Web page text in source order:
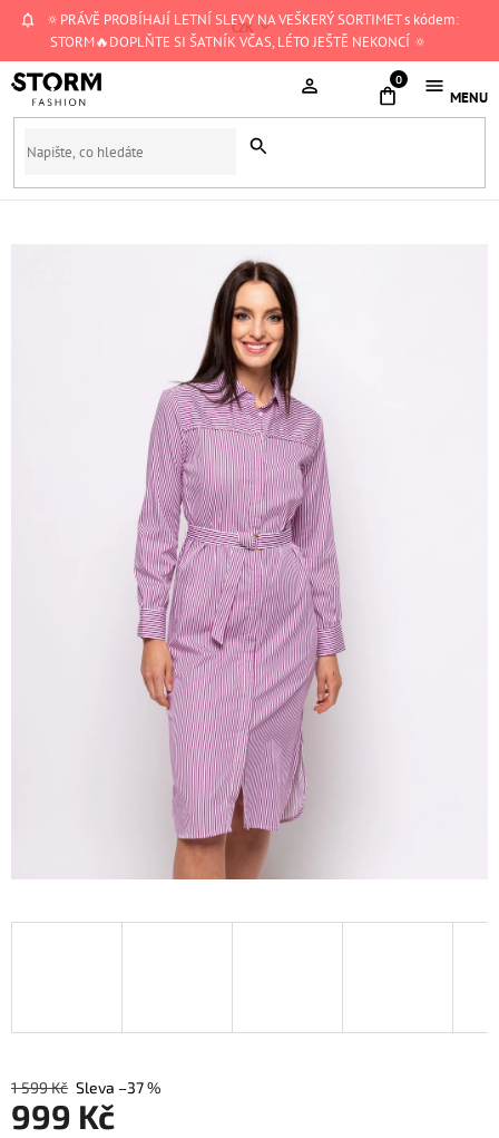
Přejít
🔅PRÁVĚ PROBÍHAJÍ LETNÍ SLEVY NA VEŠKERÝ SORTIMET s kódem:
STORM🔥DOPLŇTE SI ŠATNÍK VČAS, LÉTO JEŠTĚ NEKONCÍ 🔅
CZK
NÁKUPNÍ
1 599 Kč –37 %
999 Kč